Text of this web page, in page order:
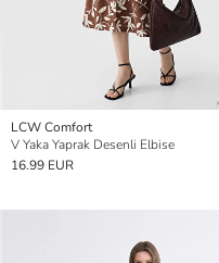
LCW Comfort
V Yaka Yaprak Desenli Elbise
16.99 EUR